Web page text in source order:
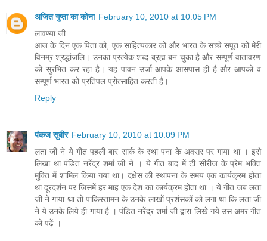
अजित गुप्ता का कोना February 10, 2010 at 10:05 PM
लावण्‍या जी
आज के दिन एक पिता को, एक साहित्‍यकार को और भारत के सच्‍चे सपूत को मेरी
विनम्र श्रद्धांजलि। उनका प्रत्‍येक शब्‍द ब्रह्म बन चुका है और सम्‍पूर्ण वातावरण
को सुरभित कर रहा है। यह पावन उर्जा आपके आसपास ही है और आपको व
सम्‍पूर्ण भारत को प्रतिपल प्रोत्‍साहित करती है।
Reply
पंकज सुबीर February 10, 2010 at 10:09 PM
लता जी ने ये गीत पहली बार सार्क के स्था पना के अवसर पर गाया था । इसे
लिखा था पंडित नरेंद्र शर्मा जी ने । ये गीत बाद में टी सीरीज के प्रेम भक्ति
मुक्ति में शामिल किया गया था। दक्षेस की स्थापना के समय एक कार्यक्रम होता
था दूरदर्शन पर जिसमें हर माह एक देश का कार्यक्रम होता था । ये गीत जब लता
जी ने गाया था तो पाकिस्तामन के उनके लाखों प्रशंसकों को लगा था कि लता जी
ने ये उनके लिये ही गाया है । पंडित नरेंद्र शर्मा जी द्वारा लिखे गये उस अमर गीत
को पढ़ें ।